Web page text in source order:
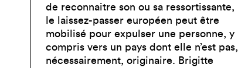
de reconnaitre son ou sa ressortissante,
le laissez-passer européen peut être
mobilisé pour expulser une personne, y
compris vers un pays dont elle n’est pas,
nécessairement, originaire. Brigitte